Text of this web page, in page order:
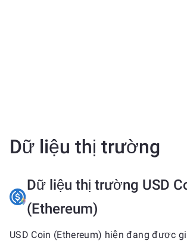
Dữ liệu thị trường
Dữ liệu thị trường USD
(Ethereum)
USD Coin (Ethereum) hiện đang được